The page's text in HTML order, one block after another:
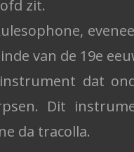
zit.
van de 19e
dat
Dit
da tracolla.